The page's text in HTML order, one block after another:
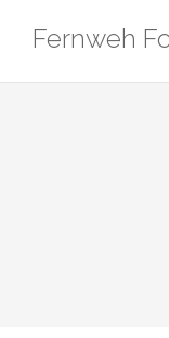
InhaltFernweh